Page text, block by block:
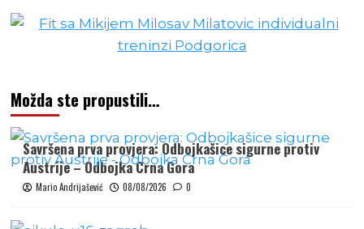
Možda ste propustili…
Savršena prva provjera: Odbojkašice sigurne protiv
Austrije – Odbojka Crna Gora
Mario Andrijašević 08/08/2026 0